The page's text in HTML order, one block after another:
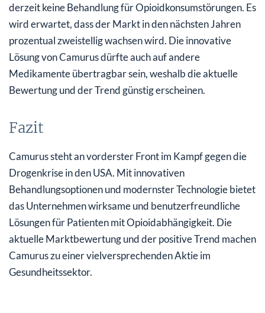
derzeit keine Behandlung für Opioidkonsumstörungen. Es
wird erwartet, dass der Markt in den nächsten Jahren
prozentual zweistellig wachsen wird. Die innovative
Lösung von Camurus dürfte auch auf andere
Medikamente übertragbar sein, weshalb die aktuelle
Bewertung und der Trend günstig erscheinen.
Fazit
Camurus steht an vorderster Front im Kampf gegen die
Drogenkrise in den USA. Mit innovativen
Behandlungsoptionen und modernster Technologie bietet
das Unternehmen wirksame und benutzerfreundliche
Lösungen für Patienten mit Opioidabhängigkeit. Die
aktuelle Marktbewertung und der positive Trend machen
Camurus zu einer vielversprechenden Aktie im
Gesundheitssektor.